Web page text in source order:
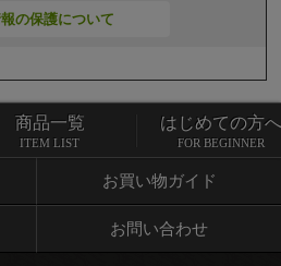
の保護について
商品一覧
お買い物ガイド
お問い合わせ
商品一覧
ITEM LIST
はじめての方へ
FOR BEGINNER